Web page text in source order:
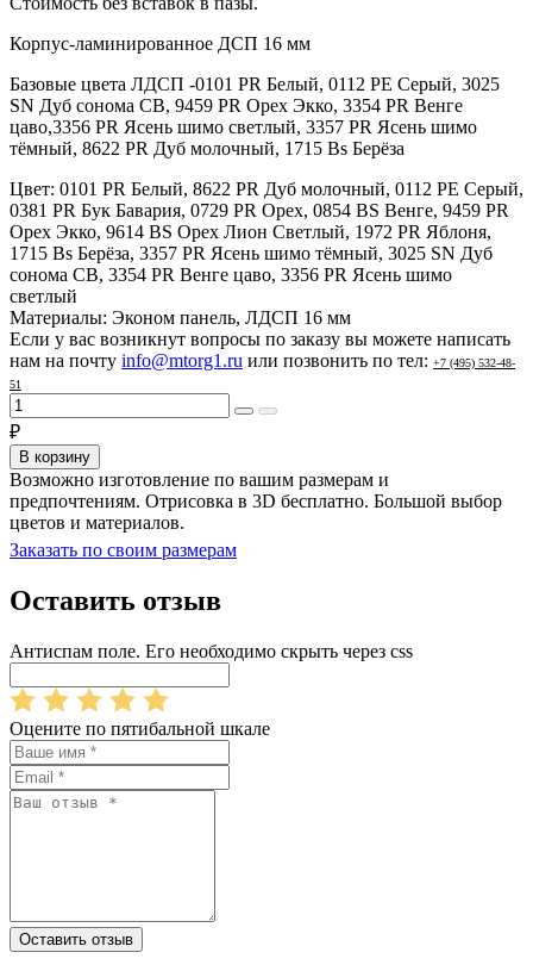
Корпус-ламинированное ДСП 16 мм
Базовые цвета ЛДСП -0101 PR Белый, 0112 PE Серый, 3025
SN Дуб сонома СВ, 9459 PR Орех Экко, 3354 PR Венге
цаво,3356 PR Ясень шимо светлый, 3357 PR Ясень шимо
тёмный, 8622 PR Дуб молочный, 1715 Bs Берёза
Цвет: 0101 PR Белый, 8622 PR Дуб молочный, 0112 PE Серый,
0381 PR Бук Бавария, 0729 PR Орех, 0854 BS Венге, 9459 PR
Орех Экко, 9614 BS Орех Лион Светлый, 1972 PR Яблоня,
1715 Bs Берёза, 3357 PR Ясень шимо тёмный, 3025 SN Дуб
сонома СВ, 3354 PR Венге цаво, 3356 PR Ясень шимо
светлый
Материалы: Эконом панель, ЛДСП 16 мм
Если у вас возникнут вопросы по заказу вы можете написать
нам на почту info@mtorg1.ru или позвонить по тел: +7 (495) 532-48-
51
₽
В корзину
Возможно изготовление по вашим размерам и
предпочтениям. Отрисовка в 3D бесплатно. Большой выбор
цветов и материалов.
Заказать по своим размерам
Оставить отзыв
Антиспам поле. Его необходимо скрыть через css
Оцените по пятибальной шкале